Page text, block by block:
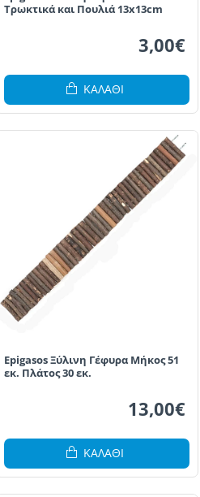
Τρωκτικά και Πουλιά 13x13cm
3,00€
ΚΑΛΆΘΙ
Epigasos Ξύλινη Γέφυρα Μήκος 51
εκ. Πλάτος 30 εκ.
13,00€
ΚΑΛΆΘΙ